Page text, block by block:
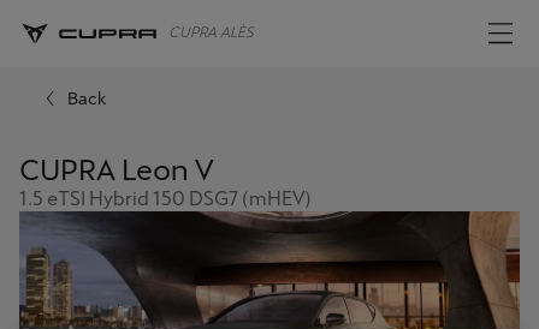
CUPRA ALÈS
Back
CUPRA Leon V
1.5 eTSI Hybrid 150 DSG7 (mHEV)